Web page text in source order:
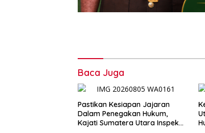
Baca Juga
Pastikan Kesiapan Jajaran
Dalam Penegakan Hukum,
Kajati Sumatera Utara Inspeksi